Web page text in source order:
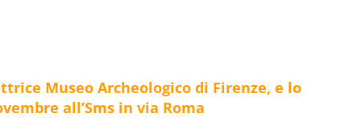
Museo Archeologico di Firenze, e lo
all’Sms in via Roma